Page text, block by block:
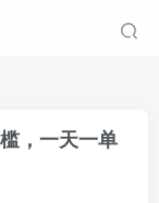
，一天一单